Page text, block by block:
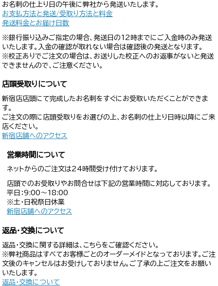
お名刺の仕上り日の午後に弊社から発送いたします。
お支払方法と発送/受取り方法と料金
発送料金とお届け日数
※銀行振り込みご指定の場合、発送日の12時までにご入金時のみ発送
いたします。入金の確認が取れない場合は確認後の発送となります。
※校正ありでご注文の場合は、お送りした校正へのお返事がないと発送
できませんので、ご注意ください。
店頭受取りについて
新宿店店頭にて完成したお名刺をすぐにお受取いただくことができま
す。
ご注文の際に店頭受取りをお選びの上、お名刺の仕上り日時以降にご来
店ください。
新宿店舗へのアクセス
営業時間について
ネットからのご注文は24時間受け付けております。
店頭でのお受取りやお問合せは下記の営業時間に対応しております。
平日：9:00〜18:00
※土・日祝祭日休業
新宿店舗へのアクセス
返品・交換について
返品・交換に関する詳細は、こちらをご確認ください。
※弊社商品はすべてお客様ごとのオーダーメイドとなっております。ご注
文後のキャンセルはお受けしておりません。ご了承の上ご注文をお願い
いたします。
返品・交換について